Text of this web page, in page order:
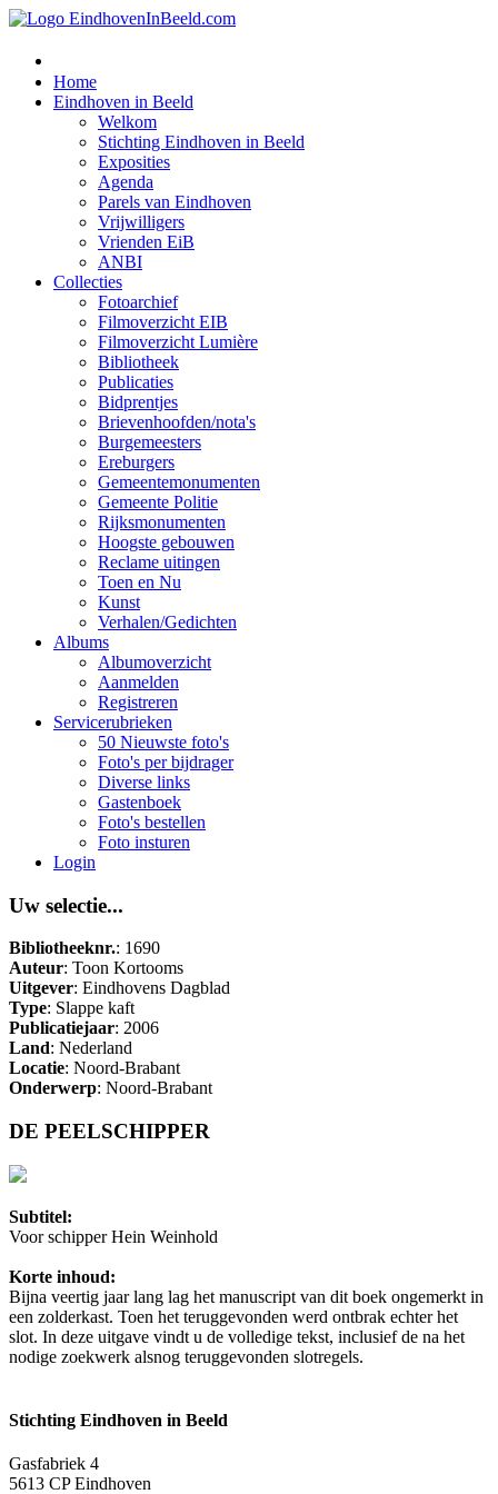
Home
Eindhoven in Beeld
Welkom
Stichting Eindhoven in Beeld
Exposities
Agenda
Parels van Eindhoven
Vrijwilligers
Vrienden EiB
ANBI
Collecties
Fotoarchief
Filmoverzicht EIB
Filmoverzicht Lumière
Bibliotheek
Publicaties
Bidprentjes
Brievenhoofden/nota's
Burgemeesters
Ereburgers
Gemeentemonumenten
Gemeente Politie
Rijksmonumenten
Hoogste gebouwen
Reclame uitingen
Toen en Nu
Kunst
Verhalen/Gedichten
Albums
Albumoverzicht
Aanmelden
Registreren
Servicerubrieken
50 Nieuwste foto's
Foto's per bijdrager
Diverse links
Gastenboek
Foto's bestellen
Foto insturen
Login
Uw selectie...
Bibliotheeknr.: 1690
Auteur: Toon Kortooms
Uitgever: Eindhovens Dagblad
Type: Slappe kaft
Publicatiejaar: 2006
Land: Nederland
Locatie: Noord-Brabant
Onderwerp: Noord-Brabant
DE PEELSCHIPPER
Subtitel:
Voor schipper Hein Weinhold
Korte inhoud:
Bijna veertig jaar lang lag het manuscript van dit boek ongemerkt in
een zolderkast. Toen het teruggevonden werd ontbrak echter het
slot. In deze uitgave vindt u de volledige tekst, inclusief de na het
nodige zoekwerk alsnog teruggevonden slotregels.
Stichting Eindhoven in Beeld
Gasfabriek 4
5613 CP Eindhoven